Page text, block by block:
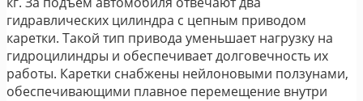
гидравлических цилиндра с цепным приводом
каретки. Такой тип привода уменьшает нагрузку на
гидроцилиндры и обеспечивает долговечность их
работы. Каретки снабжены нейлоновыми ползунами,
обеспечивающими плавное перемещение внутри